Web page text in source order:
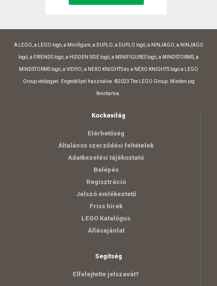
A LEGO, a LEGO logó, a Minifigure, a DUPLO, a DUPLO logó, a NINJAGO, a NINJAGO
logó, a FRIENDS logó, a HIDDEN SIDE logó, a MINIFIGURES logó, a MINDSTORMS, a
MINDSTORMS logó, a VIDIYO, a NEXO KNIGHTS és a NEXO KNIGHTS logó a LEGO
Group védjegyei. Engedéllyel használva. ©2023 The LEGO Group. Minden jog
fenntartva.
Kockavilág
Elérhetőség
Általános szerződési feltételek
Adatkezelési tájékoztató
Belépés
Regisztráció
Jelszó emlékeztető
Friss hírek
LEGO Katalógus
Állásajánlat
Segítség
Elfelejtette jelszavát?